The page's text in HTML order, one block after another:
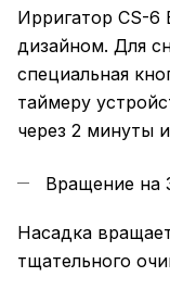
Ирригатор CS-6
дизайном. Для
специальная
таймеру
через 2 минуты
Вращение на
Насадка
тщательного